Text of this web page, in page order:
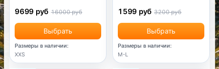
Выбрать
9699 руб 16000 руб
Размеры в наличии:
XXS
Выбрать
1599 руб 3200 руб
Размеры в наличии:
M-L